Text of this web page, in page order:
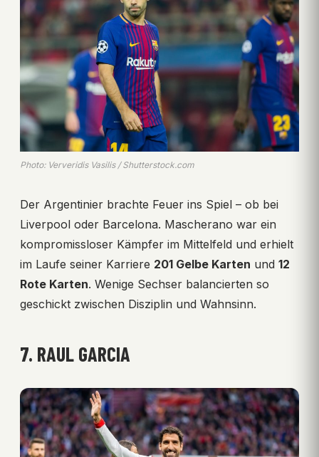
Photo: Ververidis Vasilis / Shutterstock.com
Der Argentinier brachte Feuer ins Spiel – ob bei
Liverpool oder Barcelona. Mascherano war ein
kompromissloser Kämpfer im Mittelfeld und erhielt
im Laufe seiner Karriere 201 Gelbe Karten und 12
Rote Karten. Wenige Sechser balancierten so
geschickt zwischen Disziplin und Wahnsinn.
7. RAUL GARCIA